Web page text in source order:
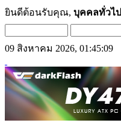
ยินดีต้อนรับคุณ, บุคคลทั่วไป
09 สิงหาคม 2026, 01:45:09